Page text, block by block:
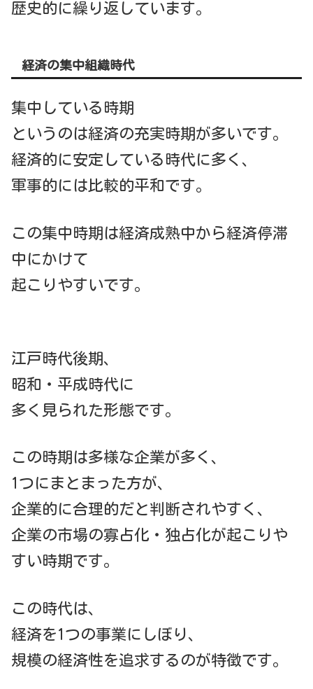
歴史的に繰り返しています。
経済の集中組織時代
集中している時期
というのは経済の充実時期が多いです。
経済的に安定している時代に多く、
軍事的には比較的平和です。
この集中時期は経済成熟中から経済停滞
中にかけて
起こりやすいです。
江戸時代後期、
昭和・平成時代に
多く見られた形態です。
この時期は多様な企業が多く、
1つにまとまった方が、
企業的に合理的だと判断されやすく、
企業の市場の寡占化・独占化が起こりや
すい時期です。
この時代は、
経済を1つの事業にしぼり、
規模の経済性を追求するのが特徴です。